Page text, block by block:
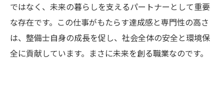
ではなく、未来の暮らしを支えるパートナーとして重要
な存在です。この仕事がもたらす達成感と専門性の高さ
は、整備士自身の成長を促し、社会全体の安全と環境保
全に貢献しています。まさに未来を創る職業なのです。